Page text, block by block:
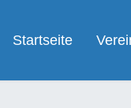
Startseite